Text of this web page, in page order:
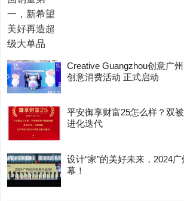
Creative Guangzhou创意广
创意消费活动 正式启动
平安御享财富25怎么样？双
进化迭代
设计“家”的美好未来，2024
幕！